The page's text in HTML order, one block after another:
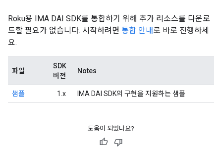
Roku용 IMA DAI SDK를 통합하기 위해 추가 리소스를 다운로
드할 필요가 없습니다. 시작하려면 통합 안내 로 바로 진행하세
요.
파일
SDK
버전
Notes
샘플 1.x IMA DAI SDK의 구현을 지원하는 샘플
도움이 되었나요?